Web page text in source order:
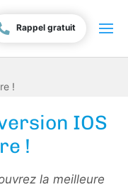
Rappel gratuit
!
IOS
!
la meilleure